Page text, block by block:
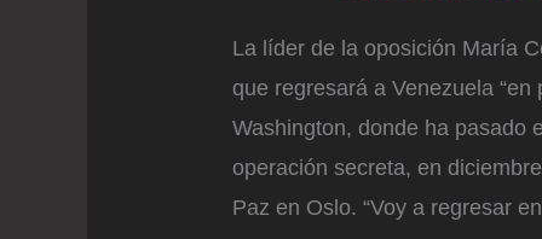
La líder de la oposición María
que regresará a Venezuela
Washington, donde ha pasado
operación secreta, en
Paz en Oslo. “Voy a regresar